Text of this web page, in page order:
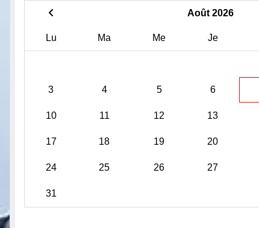
Août 2026
Lu Ma Me Je
3 4 5 6
10 11 12 13
17 18 19 20
24 25 26 27
31